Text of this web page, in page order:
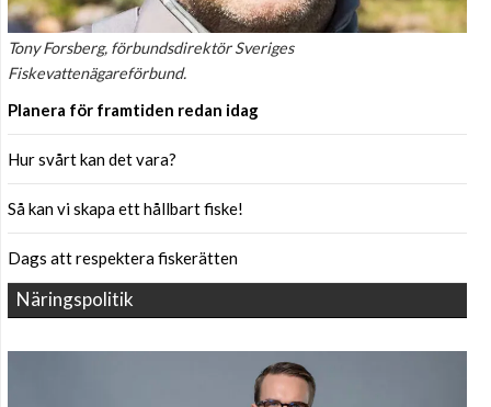
Tony Forsberg, förbundsdirektör Sveriges
Fiskevattenägareförbund.
Planera för framtiden redan idag
Hur svårt kan det vara?
Så kan vi skapa ett hållbart fiske!
Dags att respektera fiskerätten
Näringspolitik